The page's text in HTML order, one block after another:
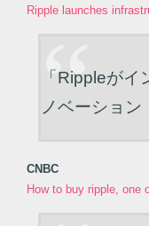
Ripple launches
「Rippleが
ノベーション
CNBC
How to buy ripple, one